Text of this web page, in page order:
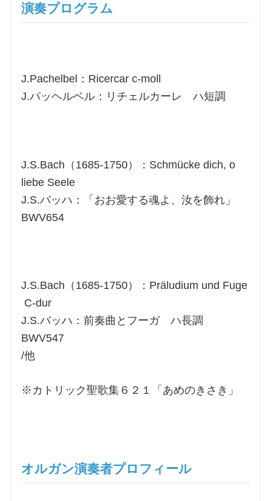
演奏プログラム
J.Pachelbel：Ricercar c-moll
J.パッヘルベル：リチェルカーレ ハ短調
J.S.Bach（1685-1750）：Schmücke dich, o
liebe Seele
J.S.バッハ：「おお愛する魂よ、汝を飾れ」
BWV654
J.S.Bach（1685-1750）：Präludium und Fuge
C-dur
J.S.バッハ：前奏曲とフーガ ハ長調
BWV547
/他
※カトリック聖歌集６２１「あめのきさき」
オルガン演奏者プロフィール